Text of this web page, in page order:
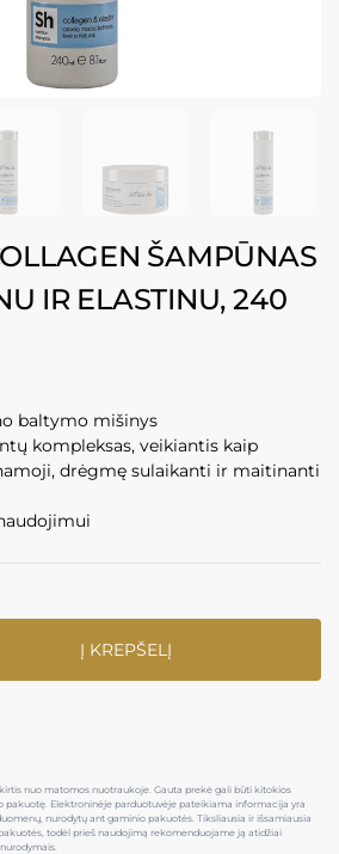
ŠAMPŪNAS
IR ELASTINU, 240
baltymo mišinys
kompleksas, veikiantis kaip
drėgmę sulaikanti ir maitinanti
Į KREPŠELĮ
nuo matomos nuotraukoje. Gauta prekė gali būti kitokios
pakuotę. Elektroninėje parduotuvėje pateikiama informacija yra
nurodytų ant gaminio pakuotės. Tiksliausia ir išsamiausia
todėl prieš naudojimą rekomenduojame ją atidžiai